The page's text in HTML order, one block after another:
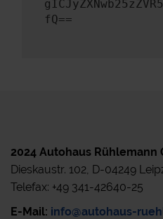
fQ==
2024 Autohaus Rühlemann
Dieskaustr. 102, D-04249
Telefax: +49 341-42640-25
E-Mail: info@autohaus-